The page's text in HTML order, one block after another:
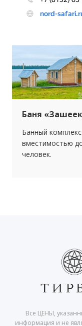
Баня
Банный комплекс
вместимостью
человек.
Все ЦЕНЫ,
информация и не